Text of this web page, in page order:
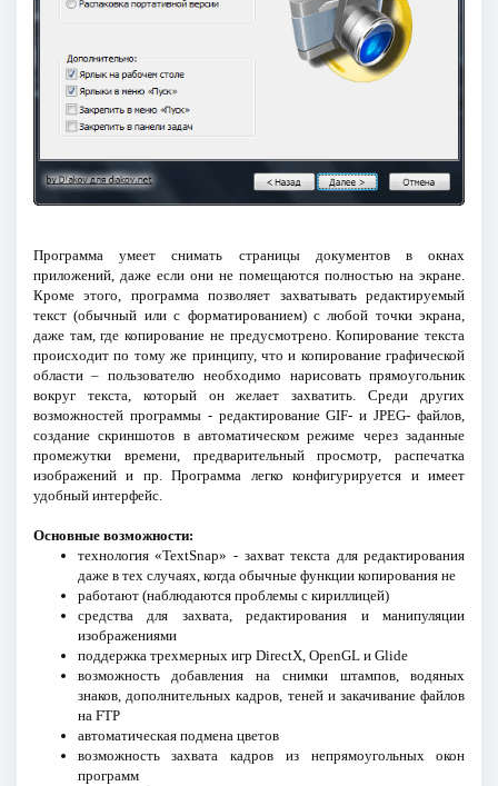
Программа умеет снимать страницы документов в окнах
приложений, даже если они не помещаются полностью на экране.
Кроме этого, программа позволяет захватывать редактируемый
текст (обычный или с форматированием) с любой точки экрана,
даже там, где копирование не предусмотрено. Копирование текста
происходит по тому же принципу, что и копирование графической
области – пользователю необходимо нарисовать прямоугольник
вокруг текста, который он желает захватить. Среди других
возможностей программы - редактирование GIF- и JPEG- файлов,
создание скриншотов в автоматическом режиме через заданные
промежутки времени, предварительный просмотр, распечатка
изображений и пр. Программа легко конфигурируется и имеет
удобный интерфейс.
Основные возможности:
технология «TextSnap» - захват текста для редактирования
даже в тех случаях, когда обычные функции копирования не
работают (наблюдаются проблемы с кириллицей)
средства для захвата, редактирования и манипуляции
изображениями
поддержка трехмерных игр DirectX, OpenGL и Glide
возможность добавления на снимки штампов, водяных
знаков, дополнительных кадров, теней и закачивание файлов
на FTP
автоматическая подмена цветов
возможность захвата кадров из непрямоугольных окон
программ